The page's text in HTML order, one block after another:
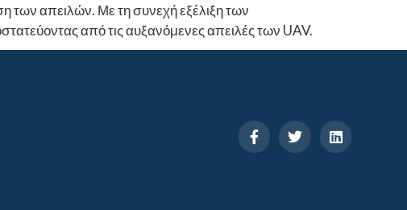
των απειλών. Με τη συνεχή εξέλιξη των
από τις αυξανόμενες απειλές των UAV.